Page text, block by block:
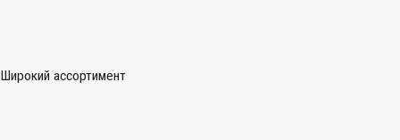
Широкий ассортимент